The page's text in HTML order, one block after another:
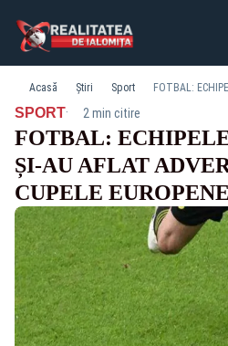
Acasă Știri Sport
SPORT· 2 min citire
FOTBAL:
ȘI-AU AFLAT
CUPELE EUROPENE